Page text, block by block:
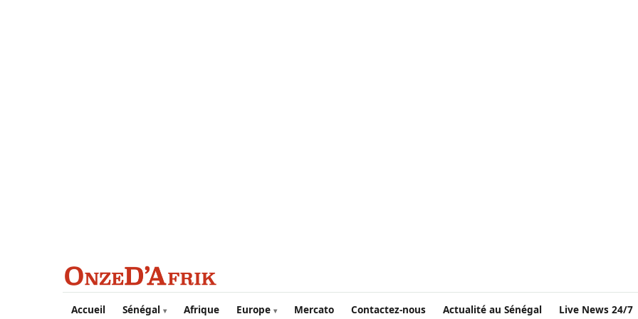
Aller au contenu principal
Accueil Sénégal Afrique Europe Mercato Contactez-nous Actualité au Sénégal Live News 24/7